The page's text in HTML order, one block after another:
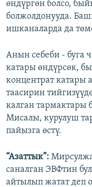
өндүргөн болсо,
болжолдонууда.
ишканаларда да
Анын себеби - буга
катары өндүрсөк,
концентрат катары
таасирин
калган тармактары
Мисалы, курулуш
пайызга өстү.
“Азаттык”:
саналган ЭВФтин
айтылып жатат деп